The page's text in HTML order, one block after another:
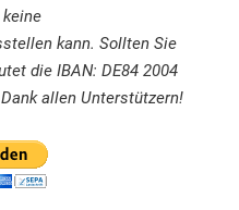
kann. Sollten Sie
die IBAN: DE84 2004
allen Unterstützern!